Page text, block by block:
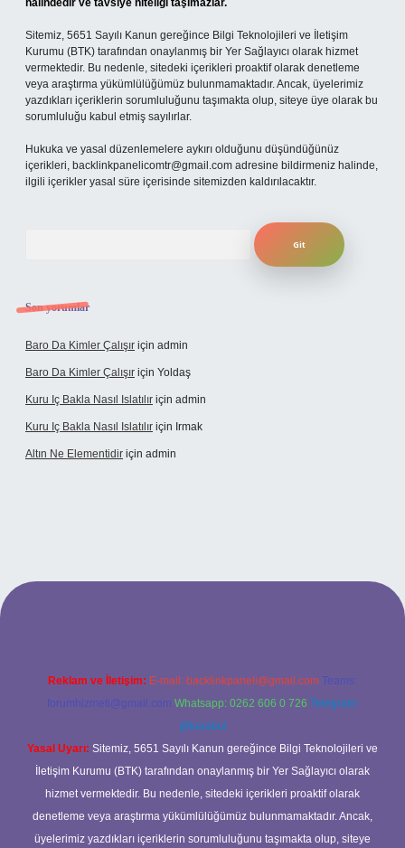
halindedir ve tavsiye niteliği taşımazlar.
Sitemiz, 5651 Sayılı Kanun gereğince Bilgi Teknolojileri ve İletişim
Kurumu (BTK) tarafından onaylanmış bir Yer Sağlayıcı olarak hizmet
vermektedir. Bu nedenle, sitedeki içerikleri proaktif olarak denetleme
veya araştırma yükümlülüğümüz bulunmamaktadır. Ancak, üyelerimiz
yazdıkları içeriklerin sorumluluğunu taşımakta olup, siteye üye olarak bu
sorumluluğu kabul etmiş sayılırlar.
Hukuka ve yasal düzenlemelere aykırı olduğunu düşündüğünüz
içerikleri, backlinkpanelicomtr@gmail.com adresine bildirmeniz halinde,
ilgili içerikler yasal süre içerisinde sitemizden kaldırılacaktır.
Son yorumlar
Baro Da Kimler Çalışır için admin
Baro Da Kimler Çalışır için Yoldaş
Kuru Iç Bakla Nasıl Islatılır için admin
Kuru Iç Bakla Nasıl Islatılır için Irmak
Altın Ne Elementidir için admin
güncel giriş
Reklam ve İletişim: E-mail: backlinkpaneli@gmail.com Teams:
forumhizmeti@gmail.com Whatsapp: 0262 606 0 726 Telegram:
@karabul
Yasal Uyarı: Sitemiz, 5651 Sayılı Kanun gereğince Bilgi Teknolojileri ve
İletişim Kurumu (BTK) tarafından onaylanmış bir Yer Sağlayıcı olarak
hizmet vermektedir. Bu nedenle, sitedeki içerikleri proaktif olarak
denetleme veya araştırma yükümlülüğümüz bulunmamaktadır. Ancak,
üyelerimiz yazdıkları içeriklerin sorumluluğunu taşımakta olup, siteye